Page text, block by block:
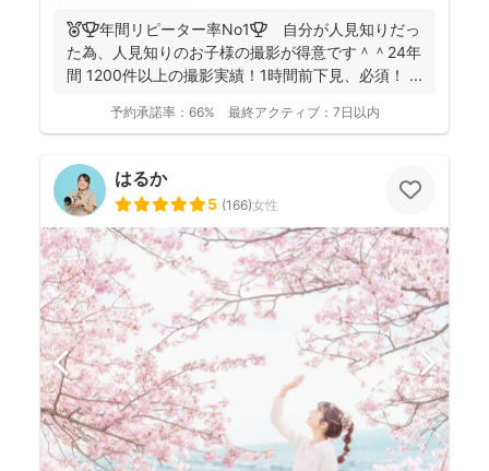
🏅🏆️年間リピーター率No1🏆 自分が人見知りだっ
た為、人見知りのお子様の撮影が得意です＾＾24年
間 1200件以上の撮影実績！1時間前下見、必須！ ...
予約承諾率： 66% 最終アクティブ： 7日以内
はるか
5 (166)女性